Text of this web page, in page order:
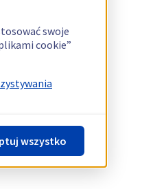
swoje
cookie”
wszystko